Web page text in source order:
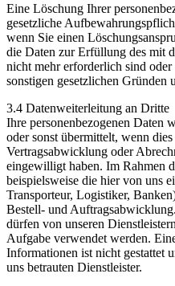
Eine Löschung Ihrer
gesetzliche
wenn Sie einen
die Daten zur Erfüllung des mit
nicht mehr erforderlich sind
sonstigen gesetzlichen Gründen
3.4 Datenweiterleitung an Dritte
Ihre personenbezogenen Daten
oder sonst übermittelt, wenn
Vertragsabwicklung oder
eingewilligt haben. Im Rahmen
beispielsweise die hier von uns
Transporteur, Logistiker,
Bestell- und
dürfen von unseren
Aufgabe verwendet werden.
Informationen ist nicht gestattet
uns betrauten Dienstleister.